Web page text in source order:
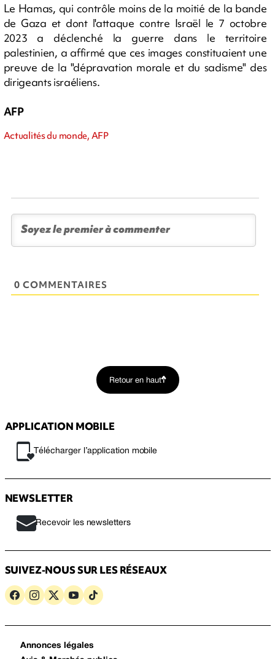
Le Hamas, qui contrôle moins de la moitié de la bande
de Gaza et dont l'attaque contre Israël le 7 octobre
2023 a déclenché la guerre dans le territoire
palestinien, a affirmé que ces images constituaient une
preuve de la "dépravation morale et du sadisme" des
dirigeants israéliens.
AFP
Actualités du monde, AFP
0 COMMENTAIRES
Retour en haut
APPLICATION MOBILE
Télécharger l’application mobile
NEWSLETTER
Recevoir les newsletters
SUIVEZ-NOUS SUR LES RÉSEAUX
Annonces légales